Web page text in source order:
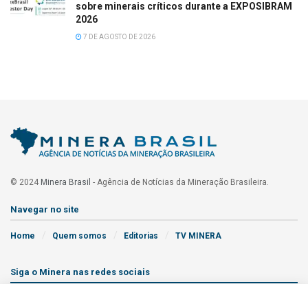
sobre minerais críticos durante a EXPOSIBRAM
2026
7 DE AGOSTO DE 2026
© 2024 Minera Brasil - Agência de Notícias da Mineração Brasileira.
Navegar no site
Home Quem somos Editorias TV MINERA
Siga o Minera nas redes sociais